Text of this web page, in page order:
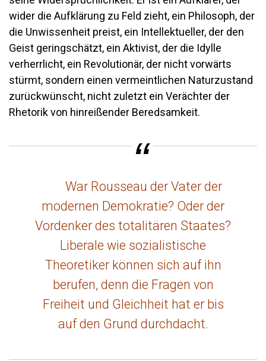
wider die Aufklärung zu Feld zieht, ein Philosoph, der
die Unwissenheit preist, ein Intellektueller, der den
Geist geringschätzt, ein Aktivist, der die Idylle
verherrlicht, ein Revolutionär, der nicht vorwärts
stürmt, sondern einen vermeintlichen Naturzustand
zurückwünscht, nicht zuletzt ein Verächter der
Rhetorik von hinreißender Beredsamkeit.
War Rousseau der Vater der
modernen Demokratie? Oder der
Vordenker des totalitären Staates?
Liberale wie sozialistische
Theoretiker können sich auf ihn
berufen, denn die Fragen von
Freiheit und Gleichheit hat er bis
auf den Grund durchdacht.